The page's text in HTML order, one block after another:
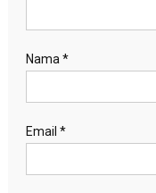
Nama *
Email *